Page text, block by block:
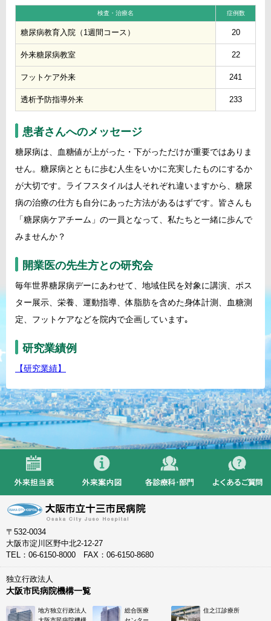
検査・治療名 症例数
糖尿病教育入院（1週間コース） 20
外来糖尿病教室 22
フットケア外来 241
透析予防指導外来 233
患者さんへのメッセージ
糖尿病は、血糖値が上がった・下がっただけが重要ではありま
せん。糖尿病とともに歩む人生をいかに充実したものにするか
が大切です。ライフスタイルは人それぞれ違いますから、糖尿
病の治療の仕方も自分にあった方法があるはずです。皆さんも
「糖尿病ケアチーム」の一員となって、私たちと一緒に歩んで
みませんか？
開業医の先生方との研究会
毎年世界糖尿病デーにあわせて、地域住民を対象に講演、ポス
ター展示、栄養、運動指導、体脂肪を含めた身体計測、血糖測
定、フットケアなどを院内で企画しています｡
研究業績例
【研究業績】
〒532-0034
大阪市淀川区野中北2-12-27
TEL：06-6150-8000 FAX：06-6150-8680
独立行政法人
大阪市民病院機構一覧
地方独立行政法人
総合医療
住之江診療所